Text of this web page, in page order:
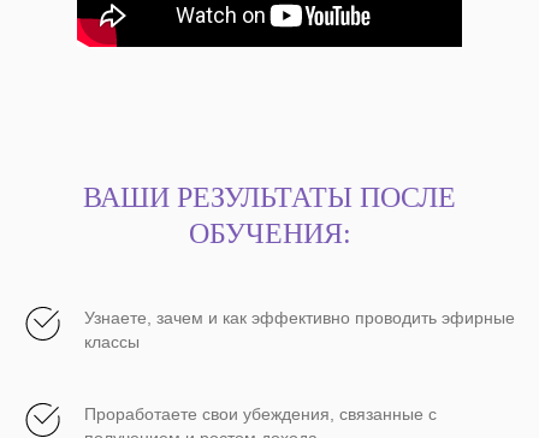
ВАШИ РЕЗУЛЬТАТЫ ПОСЛЕ
ОБУЧЕНИЯ:
Узнаете, зачем и как эффективно проводить эфирные
классы
Проработаете свои убеждения, связанные с